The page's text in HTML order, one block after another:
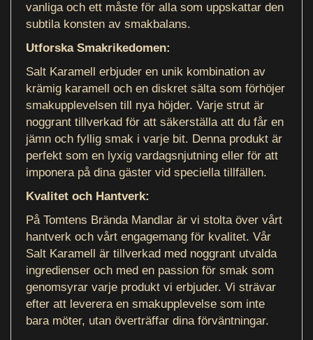
vanliga och ett måste för alla som uppskattar den
subtila konsten av smakbalans.
Utforska Smakrikedomen:
Salt Karamell erbjuder en unik kombination av
krämig karamell och en diskret sälta som förhöjer
smakupplevelsen till nya höjder. Varje strut är
noggrant tillverkad för att säkerställa att du får en
jämn och fyllig smak i varje bit. Denna produkt är
perfekt som en lyxig vardagsnjutning eller för att
imponera på dina gäster vid speciella tillfällen.
Kvalitet och Hantverk:
På Tomtens Brända Mandlar är vi stolta över vårt
hantverk och vårt engagemang för kvalitet. Vår
Salt Karamell är tillverkad med noggrant utvalda
ingredienser och med en passion för smak som
genomsyrar varje produkt vi erbjuder. Vi strävar
efter att leverera en smakupplevelse som inte
bara möter, utan överträffar dina förväntningar.